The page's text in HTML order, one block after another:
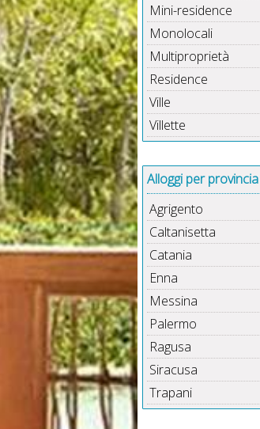
Mini-residence
Monolocali
Multiproprietà
Residence
Ville
Villette
Alloggi per provincia
Agrigento
Caltanisetta
Catania
Enna
Messina
Palermo
Ragusa
Siracusa
Trapani